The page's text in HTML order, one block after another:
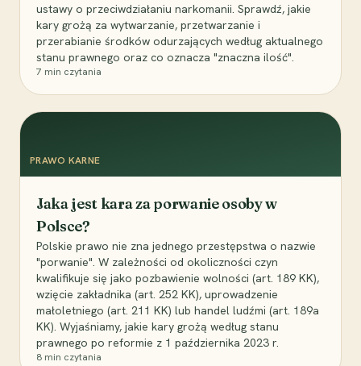
ustawy o przeciwdziałaniu narkomanii. Sprawdź, jakie
kary grożą za wytwarzanie, przetwarzanie i
przerabianie środków odurzających według aktualnego
stanu prawnego oraz co oznacza "znaczna ilość".
7 min czytania
PRAWO KARNE
Jaka jest kara za porwanie osoby w
Polsce?
Polskie prawo nie zna jednego przestępstwa o nazwie
"porwanie". W zależności od okoliczności czyn
kwalifikuje się jako pozbawienie wolności (art. 189 KK),
wzięcie zakładnika (art. 252 KK), uprowadzenie
małoletniego (art. 211 KK) lub handel ludźmi (art. 189a
KK). Wyjaśniamy, jakie kary grożą według stanu
prawnego po reformie z 1 października 2023 r.
8 min czytania